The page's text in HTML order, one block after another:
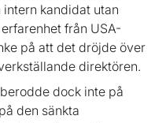
kandidat utan
från USA-
på att det dröjde över
direktören.
dock inte på
den sänkta